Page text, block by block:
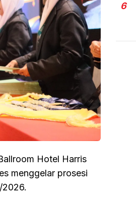
Hotel Harris
menggelar prosesi
2026.
6